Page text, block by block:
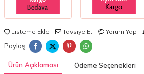
Listeme Ekle Tavsiye Et Yorum Yap
Paylaş
Ürün Açıklaması Ödeme Seçenekleri